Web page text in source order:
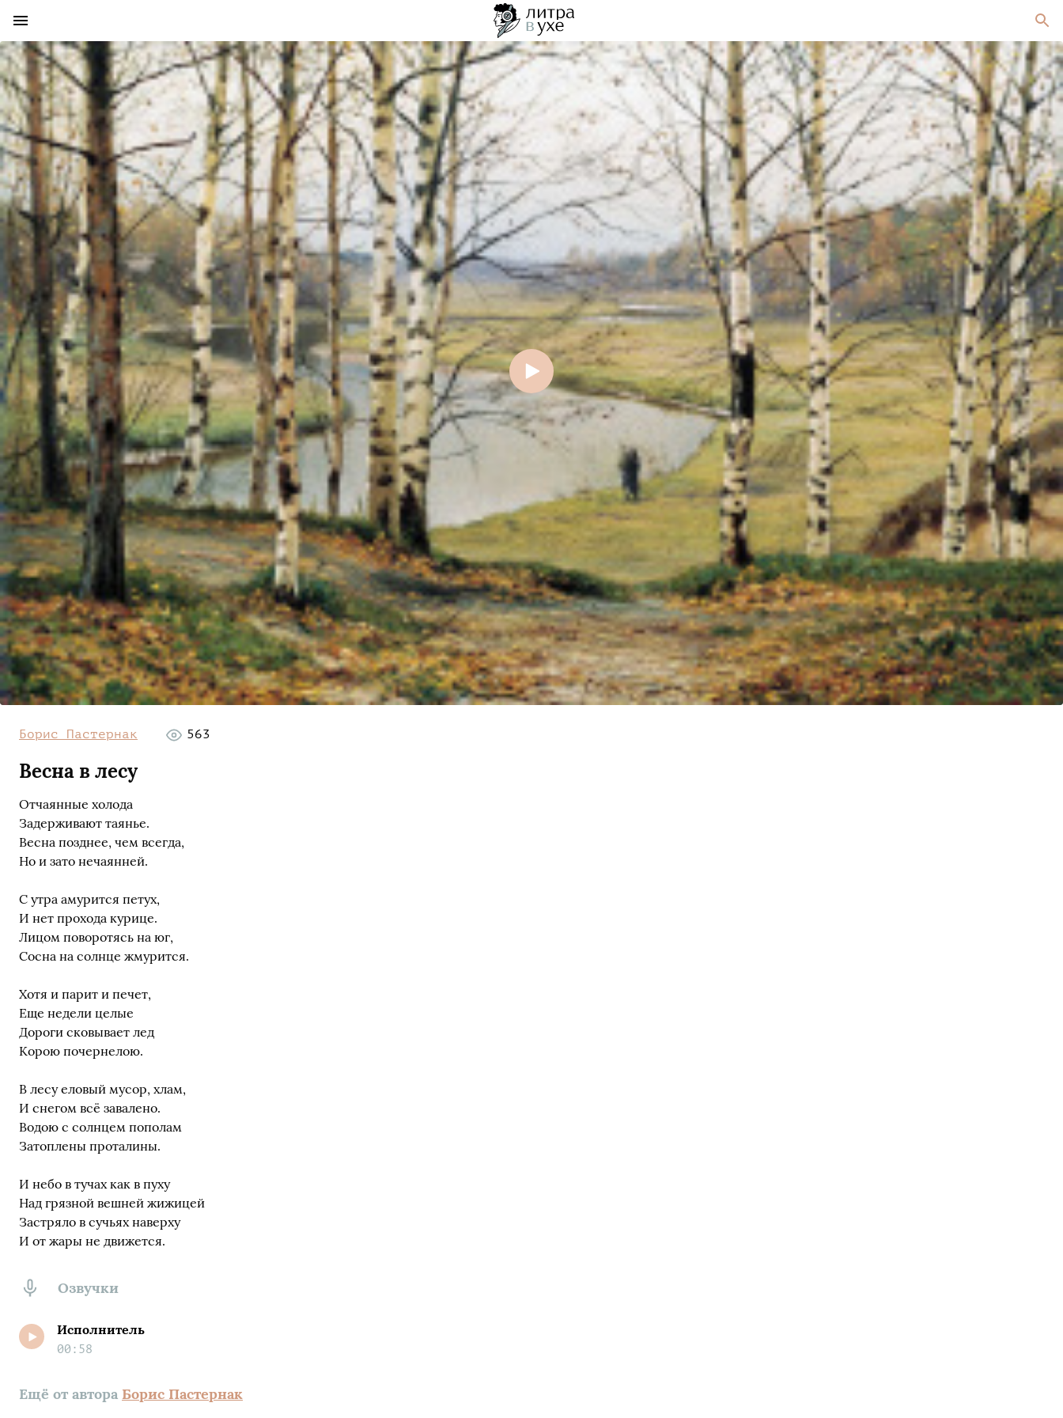
Борис Пастернак 563
Весна в лесу
Отчаянные холода
Задерживают таянье.
Весна позднее, чем всегда,
Но и зато нечаянней.
С утра амурится петух,
И нет прохода курице.
Лицом поворотясь на юг,
Сосна на солнце жмурится.
Хотя и парит и печет,
Еще недели целые
Дороги сковывает лед
Корою почернелою.
В лесу еловый мусор, хлам,
И снегом всё завалено.
Водою с солнцем пополам
Затоплены проталины.
И небо в тучах как в пуху
Над грязной вешней жижицей
Застряло в сучьях наверху
И от жары не движется.
Озвучки
Исполнитель
00:58
Ещё от автора Борис Пастернак